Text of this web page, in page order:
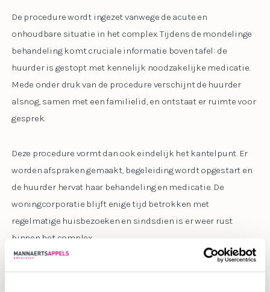
De procedure wordt ingezet vanwege de acute en
onhoudbare situatie in het complex. Tijdens de mondelinge
behandeling komt cruciale informatie boven tafel: de
huurder is gestopt met kennelijk noodzakelijke medicatie.
Mede onder druk van de procedure verschijnt de huurder
alsnog, samen met een familielid, en ontstaat er ruimte voor
gesprek.
Deze procedure vormt dan ook eindelijk het kantelpunt. Er
worden afspraken gemaakt, begeleiding wordt opgestart en
de huurder hervat haar behandeling en medicatie. De
woningcorporatie blijft enige tijd betrokken met
regelmatige huisbezoeken en sindsdien is er weer rust
binnen het complex.
Deze zaak laat zien dat procederen niet uitsluitend gericht is